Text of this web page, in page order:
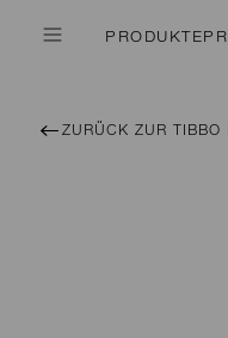
PRODUKTE
ZURÜCK ZUR TIBBO